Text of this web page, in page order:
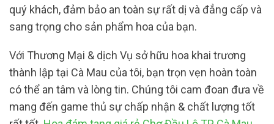
quý khách, đảm bảo an toàn sự rất dị và đẳng cấp và
sang trọng cho sản phẩm hoa của bạn.
Với Thương Mại & dịch Vụ sở hữu hoa khai trương
thành lập tại Cà Mau của tôi, bạn trọn vẹn hoàn toàn
có thể an tâm và lòng tin. Chúng tôi cam đoan đưa về
mang đến game thủ sự chấp nhận & chất lượng tốt